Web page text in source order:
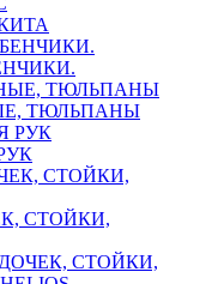
ТЮЛЬПАНЫ
СТОЙКИ,
СТОЙКИ,